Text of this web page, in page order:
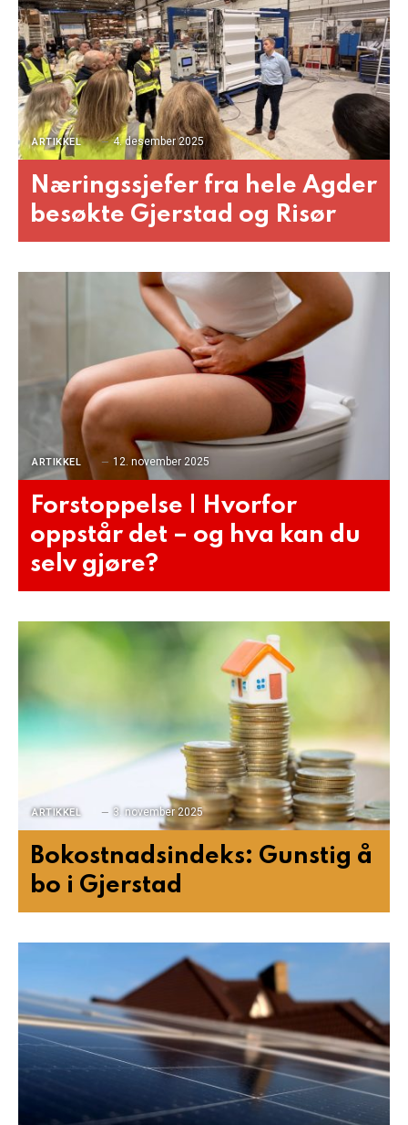
ARTIKKEL 4. desember 2025
Næringssjefer fra hele Agder
besøkte Gjerstad og Risør
ARTIKKEL 12. november 2025
Forstoppelse | Hvorfor
oppstår det – og hva kan du
selv gjøre?
ARTIKKEL 3. november 2025
Bokostnadsindeks: Gunstig å
bo i Gjerstad